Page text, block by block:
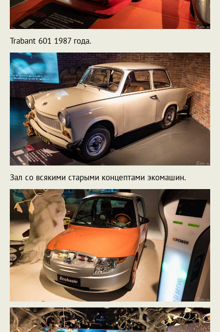
Trabant 601 1987 года.
Зал со всякими старыми концептами экомашин.